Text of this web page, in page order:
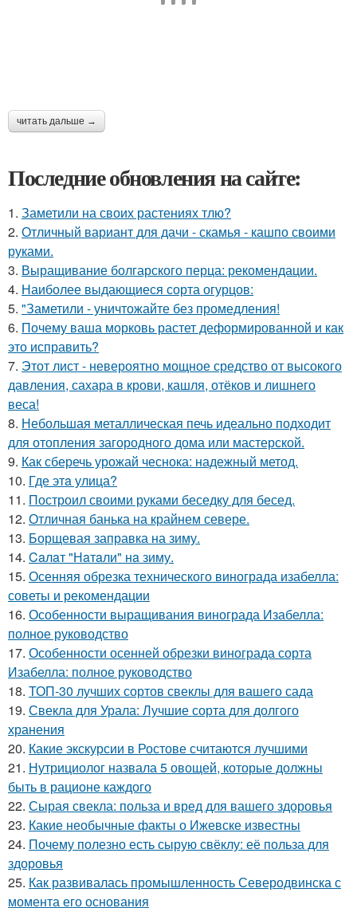
читать дальше →
Последние обновления на сайте:
1. Заметили на своих растениях тлю?
2. Отличный вариант для дачи - скамья - кашпо своими
руками.
3. Выращивание болгарского перца: рекомендации.
4. Наиболее выдающиеся сорта огурцов:
5. "Заметили - уничтожайте без промедления!
6. Почему ваша морковь растет деформированной и как
это исправить?
7. Этот лист - невероятно мощное средство от высокого
давления, сахара в крови, кашля, отёков и лишнего
веса!
8. Небольшая металлическая печь идеально подходит
для отопления загородного дома или мастерской.
9. Как сберечь урожай чеснока: надежный метод.
10. Где этa улица?
11. Построил своими руками беседку для бесед.
12. Отличная банька на крайнем севере.
13. Борщевая заправка на зиму.
14. Caлaт "Нaтaли" нa зиму.
15. Осенняя обрезка технического винограда изабелла:
советы и рекомендации
16. Особенности выращивания винограда Изабелла:
полное руководство
17. Особенности осенней обрезки винограда сорта
Изабелла: полное руководство
18. ТОП-30 лучших сортов свеклы для вашего сада
19. Свекла для Урала: Лучшие сорта для долгого
хранения
20. Какие экскурсии в Ростове считаются лучшими
21. Нутрициолог назвала 5 овощей, которые должны
быть в рационе каждого
22. Сырая свекла: польза и вред для вашего здоровья
23. Какие необычные факты о Ижевске известны
24. Почему полезно есть сырую свёклу: её польза для
здоровья
25. Как развивалась промышленность Северодвинска с
момента его основания